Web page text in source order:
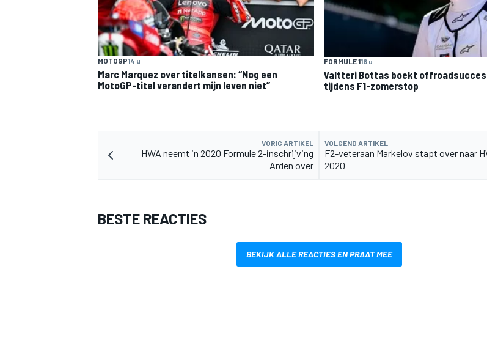
MOTOGP14 u
Marc Marquez over titelkansen: “Nog een
MotoGP-titel verandert mijn leven niet”
FORMULE 116 u
Valtteri Bottas boekt
tijdens F1-zomerstop
VORIG ARTIKEL
HWA neemt in 2020 Formule 2-inschrijving
Arden over
VOLGEND ARTIKEL
F2-veteraan Markelov stapt over naar
2020
BESTE REACTIES
BEKIJK ALLE REACTIES EN PRAAT MEE